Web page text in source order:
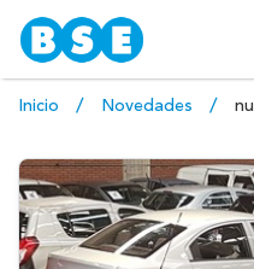
Inicio Novedades null